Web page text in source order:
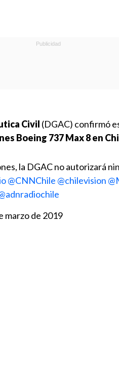
Civil (DGAC) confirmó
Boeing 737 Max 8 en
la DGAC no autorizará
@CNNChile @chilevision
marzo de 2019